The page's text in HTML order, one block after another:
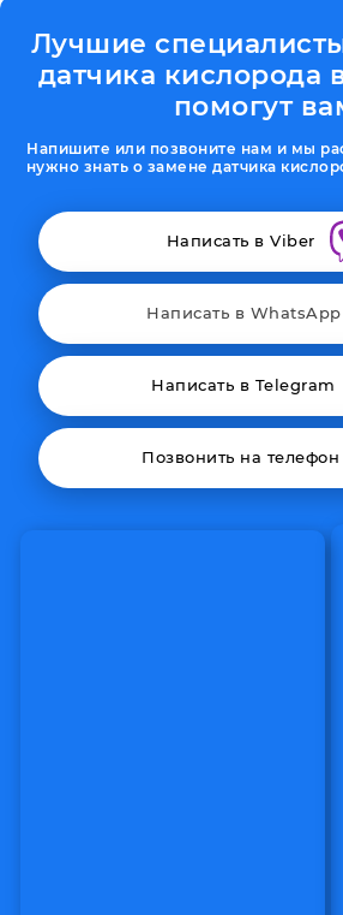
Лучшие
датчика кислорода
помогут
Напишите или позвоните нам и мы
нужно знать о замене датчика
Написать в Viber
Написать в WhatsApp
Написать в Telegram
Позвонить на телефон